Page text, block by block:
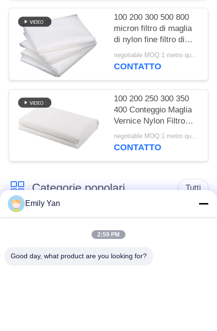
100 200 300 500 800
micron filtro di maglia
di nylon fine filtro di
stoffa per succo di latte
fredda birra di qualità
negotiable MOQ:1 metro quadrato
CONTATTO
100 200 250 300 350
400 Conteggio Maglia
Vernice Nylon Filtro
Maglia Tessuto Tessuto
Filtrante
negotiable MOQ:1 metro quadrato
CONTATTO
Categorie popolari Tutti
cinghia della rete
della maglia
Emily Yan
2:59 PM
Good day, what product are you looking for?